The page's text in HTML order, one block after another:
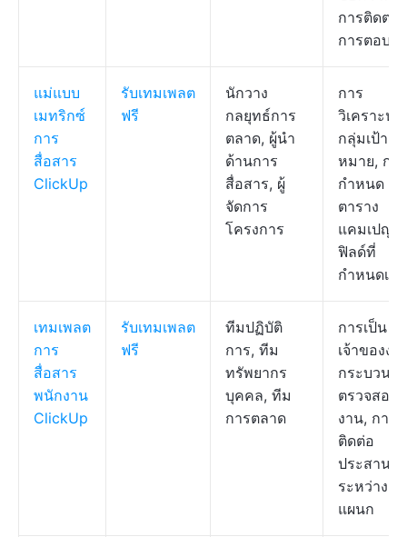
การติดตา
การตอบก
แม่แบบ
เมทริกซ์
การ
สื่อสาร
ClickUp
รับเทมเพลต
ฟรี
นักวาง
กลยุทธ์การ
ตลาด, ผู้นำ
ด้านการ
สื่อสาร, ผู้
จัดการ
โครงการ
การ
วิเคราะห์
กลุ่มเป้า
หมาย, การ
กำหนด
ตาราง
แคมเปญ,
ฟิลด์ที่
กำหนดเอง
เทมเพลต
การ
สื่อสาร
พนักงาน
ClickUp
รับเทมเพลต
ฟรี
ทีมปฏิบัติ
การ, ทีม
ทรัพยากร
บุคคล, ทีม
การตลาด
การเป็น
เจ้าของงา
กระบวนก
ตรวจสอบ
งาน, การ
ติดต่อ
ประสานง
ระหว่าง
แผนก